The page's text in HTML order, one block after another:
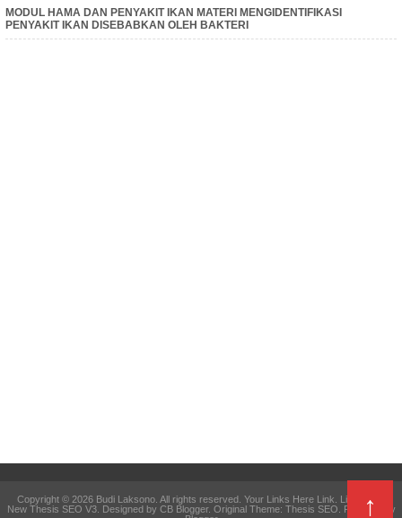
MODUL HAMA DAN PENYAKIT IKAN MATERI MENGIDENTIFIKASI
PENYAKIT IKAN DISEBABKAN OLEH BAKTERI
Copyright © 2026 Budi Laksono . All rights reserved. Your Links Here Link Link Here
New Thesis SEO V3. Designed by CB Blogger. Original Theme: Thesis SEO . Powered by
↑